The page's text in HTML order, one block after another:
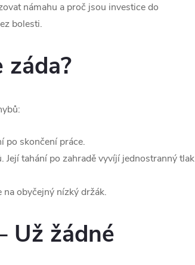
námahu a proč jsou investice do
bolesti.
po skončení práce.
tahání po zahradě vyvíjí jednostranný tlak
obyčejný nízký držák.
Už žádné